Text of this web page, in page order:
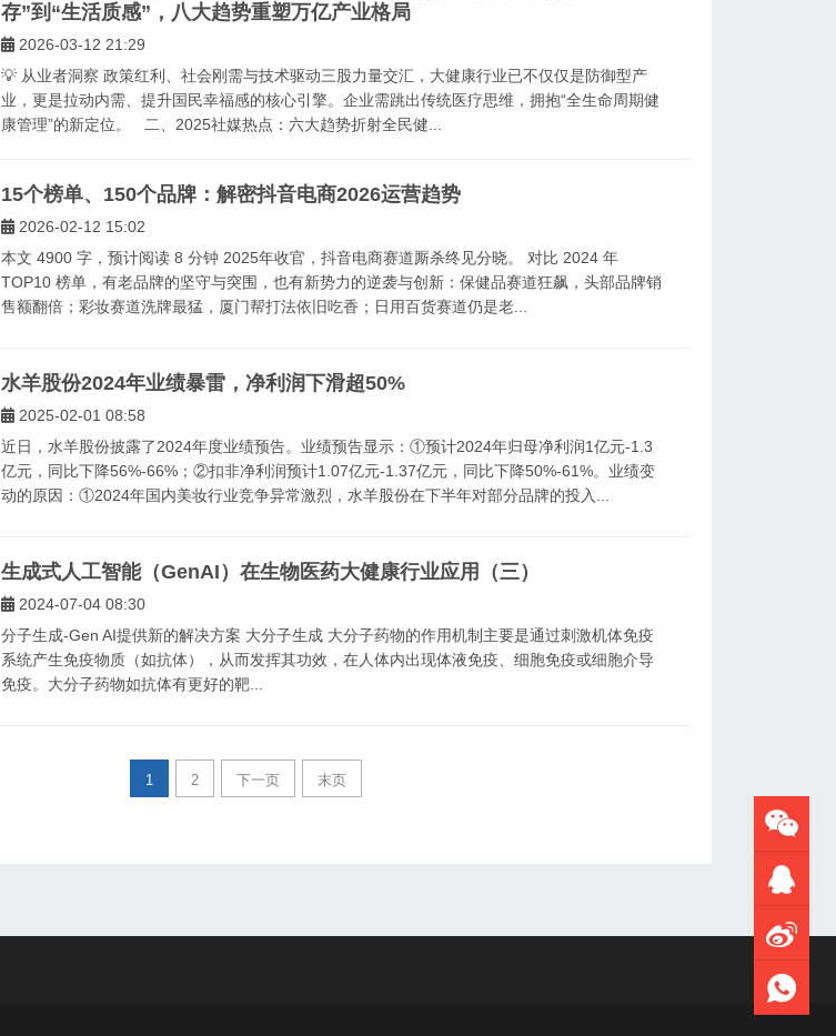
存”到“生活质感”，八大趋势重塑万亿产业格局
2026-03-12 21:29
💡 从业者洞察 政策红利、社会刚需与技术驱动三股力量交汇，大健康行业已不仅仅是防御型产
业，更是拉动内需、提升国民幸福感的核心引擎。企业需跳出传统医疗思维，拥抱“全生命周期健
康管理”的新定位。 二、2025社媒热点：六大趋势折射全民健...
15个榜单、150个品牌：解密抖音电商2026运营趋势
2026-02-12 15:02
本文 4900 字，预计阅读 8 分钟 2025年收官，抖音电商赛道厮杀终见分晓。 对比 2024 年
TOP10 榜单，有老品牌的坚守与突围，也有新势力的逆袭与创新：保健品赛道狂飙，头部品牌销
售额翻倍；彩妆赛道洗牌最猛，厦门帮打法依旧吃香；日用百货赛道仍是老...
水羊股份2024年业绩暴雷，净利润下滑超50%
2025-02-01 08:58
近日，水羊股份披露了2024年度业绩预告。业绩预告显示：①预计2024年归母净利润1亿元-1.3
亿元，同比下降56%-66%；②扣非净利润预计1.07亿元-1.37亿元，同比下降50%-61%。业绩变
动的原因：①2024年国内美妆行业竞争异常激烈，水羊股份在下半年对部分品牌的投入...
生成式人工智能（GenAI）在生物医药大健康行业应用（三）
2024-07-04 08:30
分子生成-Gen AI提供新的解决方案 大分子生成 大分子药物的作用机制主要是通过刺激机体免疫
系统产生免疫物质（如抗体），从而发挥其功效，在人体内出现体液免疫、细胞免疫或细胞介导
免疫。大分子药物如抗体有更好的靶...
1 2 下一页 末页